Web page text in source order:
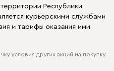
Республики
курьерскими службами
и тарифы оказания ими
условия других акций на покупку